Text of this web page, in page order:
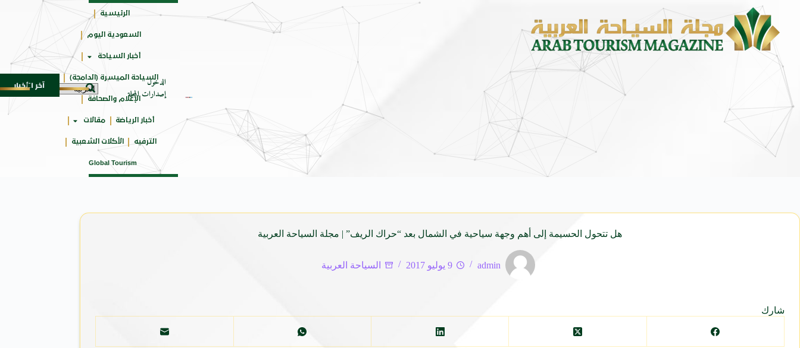
جائزتي
أوسكار
الدخول
إصدارات المجلة
الرئيسية
السعودية اليوم
أخبار السياحة
السياحة الميسرة (الدامجة)
الإعلام والصحافة
أخبار الرياضة مقالات
الترفيه الأكلات الشعبية
Global Tourism
آخر الأخبار
جوائز أثر تضيف فئة “أفضل حملة رياضية” في نسختها
هل تتحول الحسيمة إلى أهم وجهة سياحية في الشمال بعد “حراك الريف” | مجلة السياحة العربية
admin 9 يوليو 2017 السياحة العربية
شارك